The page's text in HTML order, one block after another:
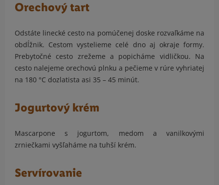
Orechový tart
Odstáte linecké cesto na pomúčenej doske rozvaľkáme na
obdĺžnik. Cestom vystelieme celé dno aj okraje formy.
Prebytočné cesto zrežeme a popicháme vidličkou. Na
cesto nalejeme orechovú plnku a pečieme v rúre vyhriatej
na 180 °C dozlatista asi 35 – 45 minút.
Jogurtový krém
Mascarpone s jogurtom, medom a vanilkovými
zrniečkami vyšľaháme na tuhší krém.
Servírovanie